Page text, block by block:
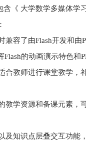
含《 大学数学多媒体学
兼容了由Flash开发和由
的动画演示特色和
教师进行课堂教学，
学资源和备课元素，
知识点层叠交互功能